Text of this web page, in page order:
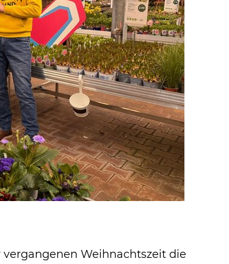
Krass!
– Verantwortungsvolles
gegenüber Kindern
Projekte
Weihnachtszeit die
benötigt und helfen dabei, unsere Website
on the website. Such as YouTube,